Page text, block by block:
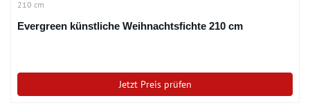
210 cm
Evergreen künstliche Weihnachtsfichte 210 cm
Jetzt Preis prüfen